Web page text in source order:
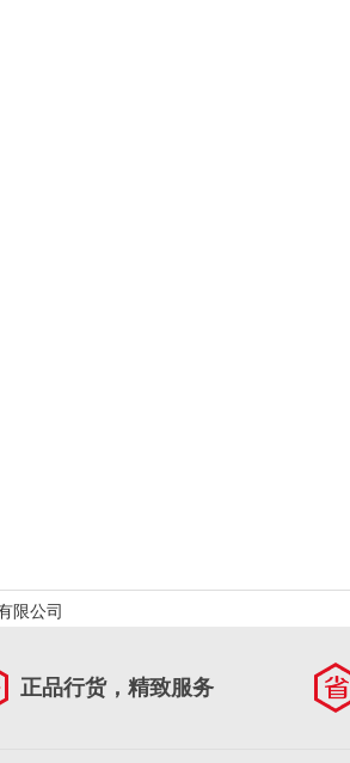
限公司
正品行货，精致服务